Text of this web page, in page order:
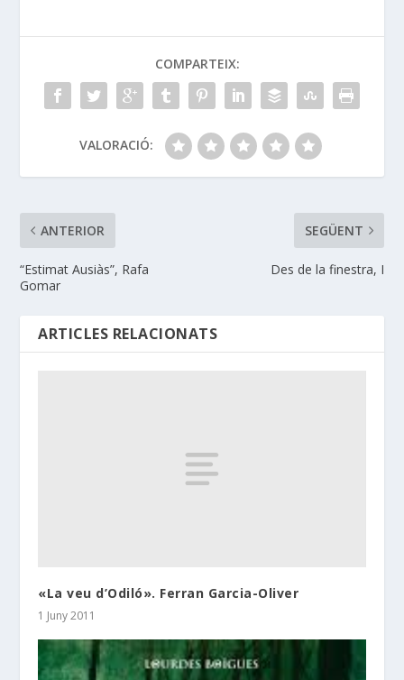
COMPARTEIX:
VALORACIÓ:
ANTERIOR
“Estimat Ausiàs”, Rafa
Gomar
SEGÜENT
Des de la finestra, I
ARTICLES RELACIONATS
«La veu d’Odiló». Ferran Garcia-Oliver
1 Juny 2011